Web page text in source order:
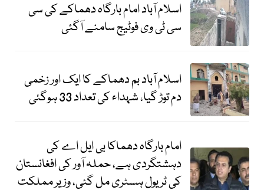
اسلام آباد امام بارگاہ دھماکے کی سی
سی ٹی وی فوٹیج سامنے آگئی
اسلام آباد بم دھماکے کا ایک اور زخمی
دم توڑ گیا، شہداء کی تعداد 33 ہوگئی
امام بارگاہ دھماکا بی ایل اے کی
دہشتگردی ہے، حملہ آور کی افغانستان
کی ٹریول ہسٹری مل گئی، وزیر مملکت